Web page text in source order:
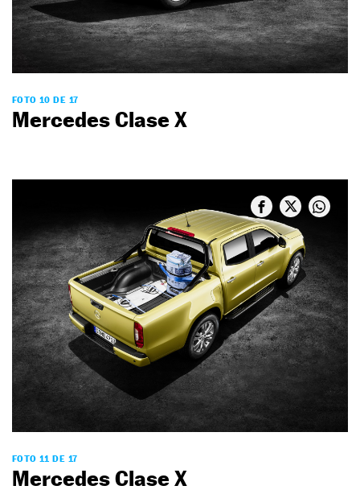
FOTO 10 DE 17
Mercedes Clase X
FOTO 11 DE 17
Mercedes Clase X